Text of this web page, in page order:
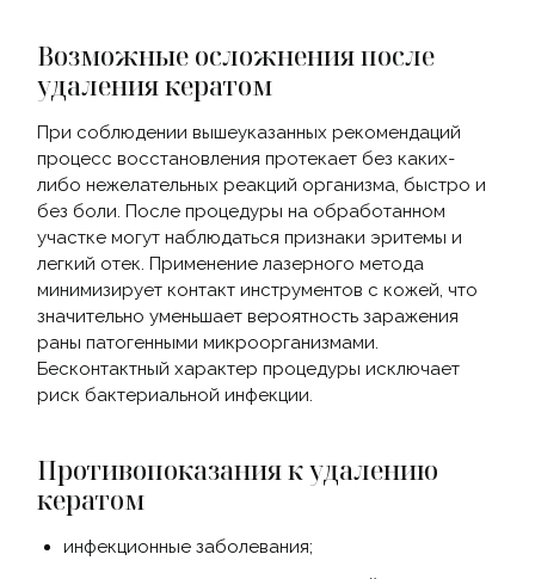
Возможные осложнения после
удаления кератом
При соблюдении вышеуказанных рекомендаций
процесс восстановления протекает без каких-
либо нежелательных реакций организма, быстро и
без боли. После процедуры на обработанном
участке могут наблюдаться признаки эритемы и
легкий отек. Применение лазерного метода
минимизирует контакт инструментов с кожей, что
значительно уменьшает вероятность заражения
раны патогенными микроорганизмами.
Бесконтактный характер процедуры исключает
риск бактериальной инфекции.
Противопоказания к удалению
кератом
инфекционные заболевания;